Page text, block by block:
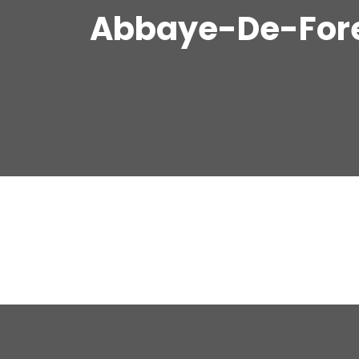
Abbaye-De-